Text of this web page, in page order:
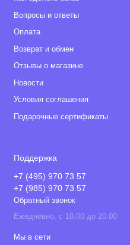
Вопросы и ответы
Оплата
Возврат и обмен
Отзывы о магазине
Новости
Условия соглашения
Подарочные сертификаты
Поддержка
+7 (495) 970 73 57
+7 (985) 970 73 57
Обратный звонок
Ежедневно, с 10.00 до 20.00
Мы в сети